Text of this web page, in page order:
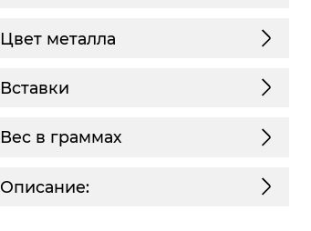
Цвет металла
Вставки
Описание:
Вес в граммах